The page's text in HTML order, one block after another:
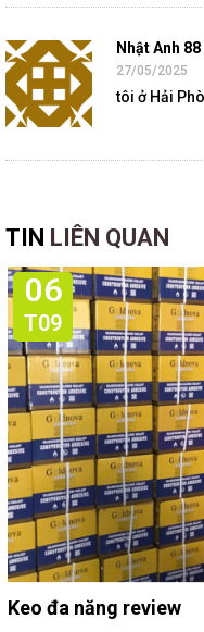
Nhật Anh
27/05/2025
tôi ở Hải
TIN LIÊN QUAN
06
T09
Keo đa năng review